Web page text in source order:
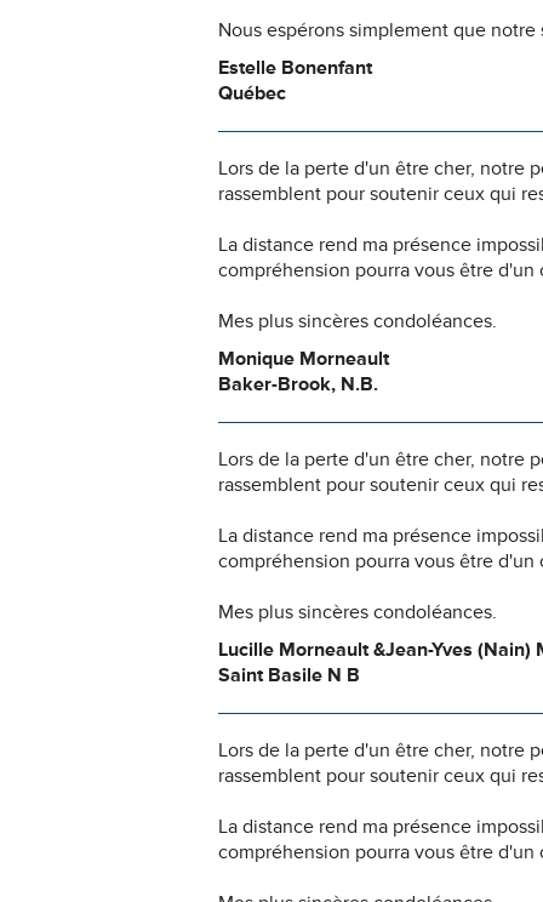
Nous espérons simplement que
Estelle Bonenfant
Québec
Lors de la perte d'un être cher, notre
rassemblent pour soutenir ceux qui
La distance rend ma présence
compréhension pourra vous être d'un
Mes plus sincères condoléances.
Monique Morneault
Baker-Brook, N.B.
Lors de la perte d'un être cher, notre
rassemblent pour soutenir ceux qui
La distance rend ma présence
compréhension pourra vous être d'un
Mes plus sincères condoléances.
Lucille Morneault &Jean-Yves (Nain)
Saint Basile N B
Lors de la perte d'un être cher, notre
rassemblent pour soutenir ceux qui
La distance rend ma présence
compréhension pourra vous être d'un